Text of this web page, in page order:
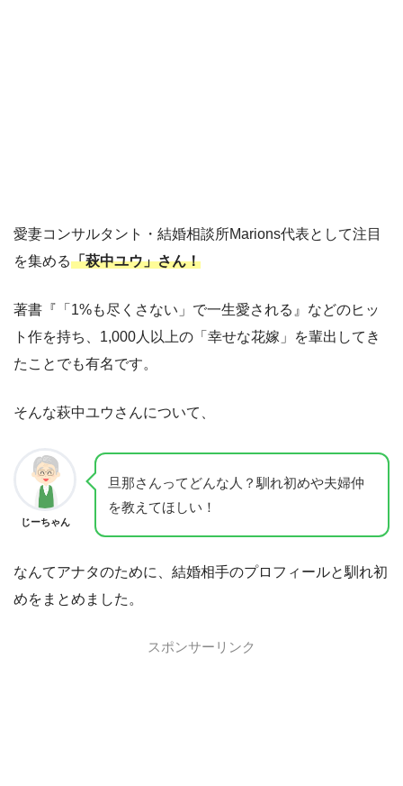
愛妻コンサルタント・結婚相談所Marions代表として注目
を集める「萩中ユウ」さん！
著書『「1%も尽くさない」で一生愛される』などのヒッ
ト作を持ち、1,000人以上の「幸せな花嫁」を輩出してき
たことでも有名です。
そんな萩中ユウさんについて、
じーちゃん
旦那さんってどんな人？馴れ初めや夫婦仲
を教えてほしい！
なんてアナタのために、結婚相手のプロフィールと馴れ初
めをまとめました。
スポンサーリンク